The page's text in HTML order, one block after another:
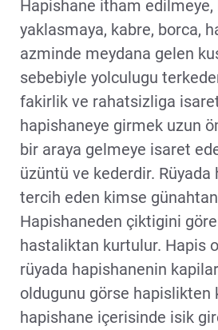
Hapishane itham
yaklasmaya, kabre, borca,
azminde meydana gelen
sebebiyle yolculugu
fakirlik ve rahatsizliga
hapishaneye girmek uzun
bir araya gelmeye isaret
üzüntü ve kederdir. Rüyada
tercih eden kimse
Hapishaneden çiktigini
hastaliktan kurtulur. Hapis
rüyada hapishanenin
oldugunu görse hapislikten
hapishane içerisinde isik